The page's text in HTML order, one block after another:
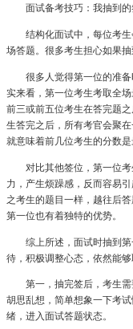
面试备考技巧：我抽到的
结构化面试中，每位考生
场答题。很多考生担心如果
很多人觉得第一位的准备
实来看，第一位考生考取全
前三或前五位考生在答完题
生答完之后，所有考官会聚
就意味着前几位考生的分数是
对比其他签位，第一位考
力，产生烦躁感，反而容易
之考生的题目一样，越往后
第一位也有着独特的优势。
综上所述，面试时抽到第
待，积极调整心态，依然能
第一，抽完签后，考生需
胡思乱想，简单想象一下考
绪，进入面试答题状态。